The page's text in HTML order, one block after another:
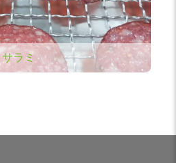
サラミ